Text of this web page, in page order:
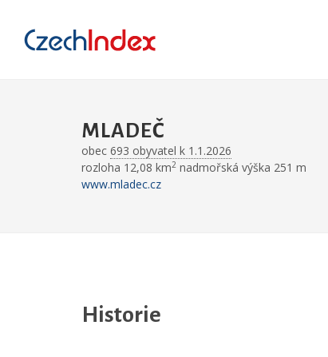
MLADEČ
obec 693 obyvatel k 1.1.2026
rozloha 12,08 km2 nadmořská výška 251 m
www.mladec.cz
Historie